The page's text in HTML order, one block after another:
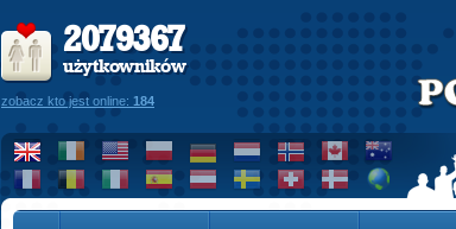
2079367
użytkowników
zobacz kto jest online: 184